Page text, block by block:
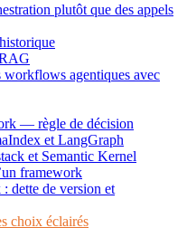
plutôt que des appels
agentiques avec
— règle de décision
et LangGraph
et Semantic Kernel
framework
dette de version et
choix éclairés